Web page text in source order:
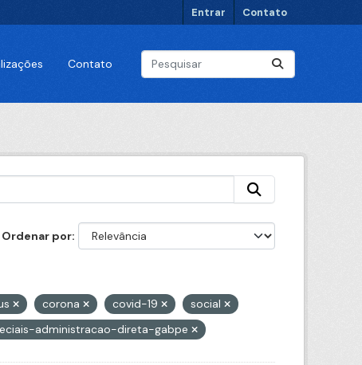
Entrar Contato
Contato
Ordenar por
corona covid-19
social
administracao-direta-gabpe